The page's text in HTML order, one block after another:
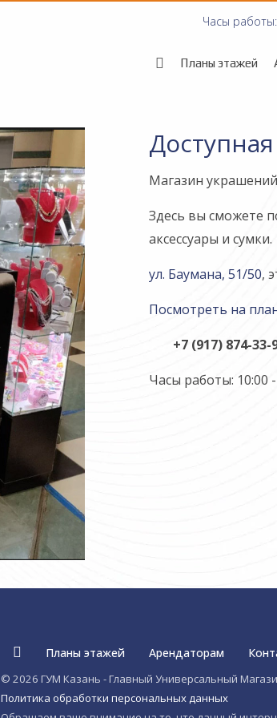
Часы работы:
Планы этажей
Магазин
Здесь вы сможете
аксессуары и сумки.
ул. Баумана, 51/50,
Посмотреть на
+7 (917) 874-33-
Часы работы: 10:00
Планы этажей Арендаторам
© 2026 ГУМ Казань - Главный Универсальный
Политика обработки персональных данных